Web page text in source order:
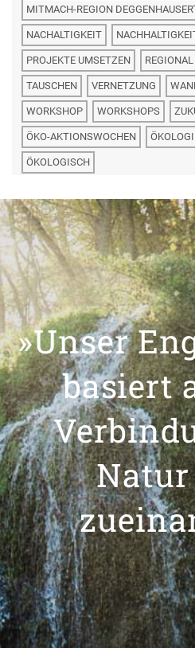
MITMACH-REGION
NACHALTIGKEIT
PROJEKTE UMSETZEN REGIONAL
TAUSCHEN VERNETZUNG
WORKSHOP WORKSHOPS
ÖKO-AKTIONSWOCHEN
ÖKOLOGISCH
»Unser
basiert